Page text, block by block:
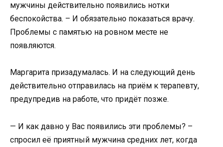
мужчины действительно появились нотки
беспокойства. – И обязательно показаться врачу.
Проблемы с памятью на ровном месте не
появляются.
Маргарита призадумалась. И на следующий день
действительно отправилась на приём к терапевту,
предупредив на работе, что придёт позже.
— И как давно у Вас появились эти проблемы? –
спросил её приятный мужчина средних лет, когда